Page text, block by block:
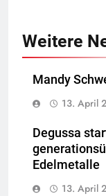
Weitere
Mandy
13. April
Degussa
Edelmetalle
13. April